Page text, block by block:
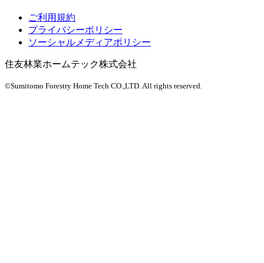
ご利用規約
プライバシーポリシー
ソーシャルメディアポリシー
住友林業ホームテック株式会社
©Sumitomo Forestry Home Tech CO.,LTD. All rights reserved.